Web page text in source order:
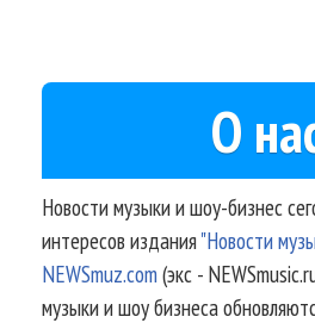
О
Новости музыки и шоу-бизнес
интересов издания"Новости
NEWSmuz.com(экс -
музыки и шоу бизнеса